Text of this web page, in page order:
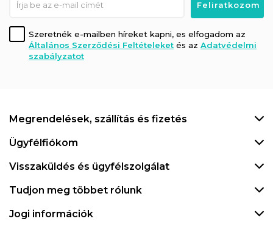
Szeretnék e-mailben híreket kapni, es elfogadom az
Általános Szerződési Feltételeket és az Adatvédelmi
szabályzatot
Megrendelések, szállítás és fizetés
Ügyfélfiókom
Visszaküldés és ügyfélszolgálat
Tudjon meg többet rólunk
Jogi információk